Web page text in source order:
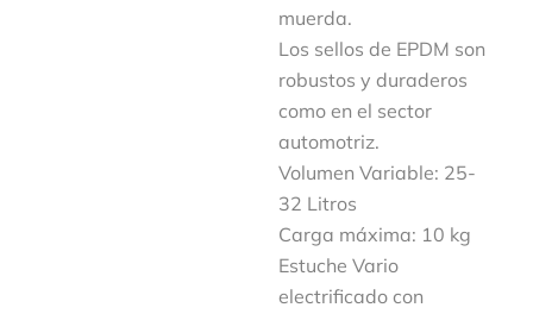
muerda.
Los sellos de EPDM son
robustos y duraderos
como en el sector
automotriz.
Volumen Variable: 25-
32 Litros
Carga máxima: 10 kg
Estuche Vario
electrificado con